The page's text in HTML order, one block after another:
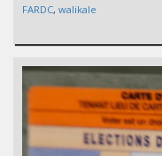
FARDC, walikale